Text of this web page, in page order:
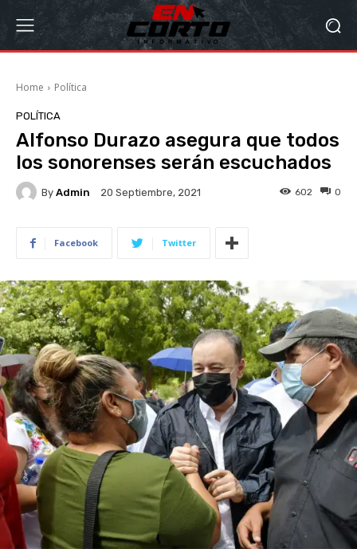
Home Política
POLÍTICA
Alfonso Durazo asegura que todos
los sonorenses serán escuchados
By Admin 20 Septiembre, 2021 0
602
Facebook Twitter